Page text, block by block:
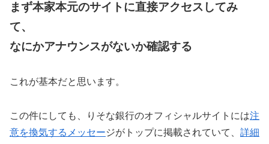
まず本家本元のサイトに直接アクセスしてみ
て、
なにかアナウンスがないか確認する
これが基本だと思います。
この件にしても、りそな銀行のオフィシャルサイトには注
意を換気するメッセージがトップに掲載されていて、 詳細